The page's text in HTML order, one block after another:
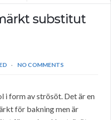
substitut
NO COMMENTS
i form av strösöt. Det är en
för bakning men är